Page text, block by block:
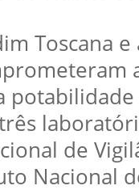
Toscana
de
Nacional